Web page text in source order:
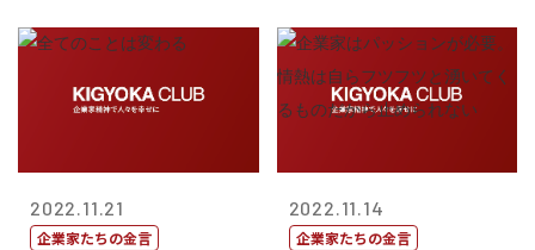
2022.11.21
企業家たちの金言
2022.11.14
企業家たちの金言